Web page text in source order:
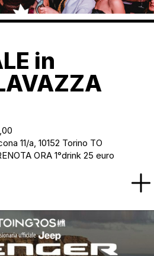
in
11/a, 10152 Torino TO
ORA 1°drink 25 euro